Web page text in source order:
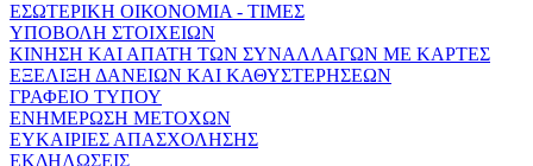
ΕΣΩΤΕΡΙΚΗ ΟΙΚΟΝΟΜΙΑ - ΤΙΜΕΣ
ΥΠΟΒΟΛΗ ΣΤΟΙΧΕΙΩΝ
ΚΙΝΗΣΗ ΚΑΙ ΑΠΑΤΗ ΤΩΝ ΣΥΝΑΛΛΑΓΩΝ ΜΕ ΚΑΡΤΕΣ
ΕΞΕΛΙΞΗ ΔΑΝΕΙΩΝ ΚΑΙ ΚΑΘΥΣΤΕΡΗΣΕΩΝ
ΓΡΑΦΕΙΟ ΤΥΠΟΥ
ΕΝΗΜΕΡΩΣΗ ΜΕΤΟΧΩΝ
ΕΥΚΑΙΡΙΕΣ ΑΠΑΣΧΟΛΗΣΗΣ
ΕΚΔΗΛΩΣΕΙΣ